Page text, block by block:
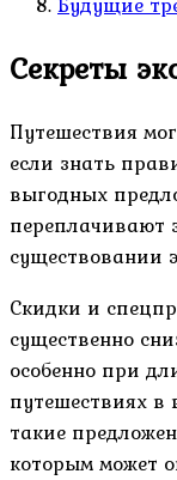
Секреты
Путешествия
если знать
выгодных
переплачивают
существовании
Скидки и
существенно
особенно при
путешествиях в
такие
которым может